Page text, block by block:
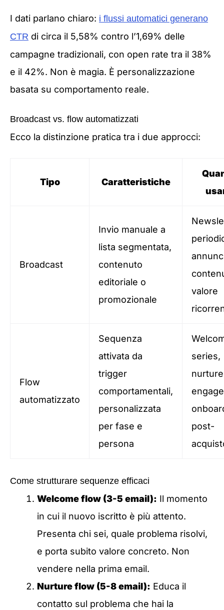
I dati parlano chiaro: i flussi automatici generano
CTR di circa il 5,58% contro l’1,69% delle
campagne tradizionali, con open rate tra il 38%
e il 42%. Non è magia. È personalizzazione
basata su comportamento reale.
Broadcast vs. flow automatizzati
Ecco la distinzione pratica tra i due approcci:
Tipo Caratteristiche
Broadcast
Invio manuale a
lista segmentata,
contenuto
editoriale o
promozionale
valore
Flow
automatizzato
Sequenza
attivata da
trigger
comportamentali,
personalizzata
per fase e
persona
series,
post-
Come strutturare sequenze efficaci
Welcome flow (3-5 email): Il momento
in cui il nuovo iscritto è più attento.
Presenta chi sei, quale problema risolvi,
e porta subito valore concreto. Non
vendere nella prima email.
Nurture flow (5-8 email): Educa il
contatto sul problema che hai la